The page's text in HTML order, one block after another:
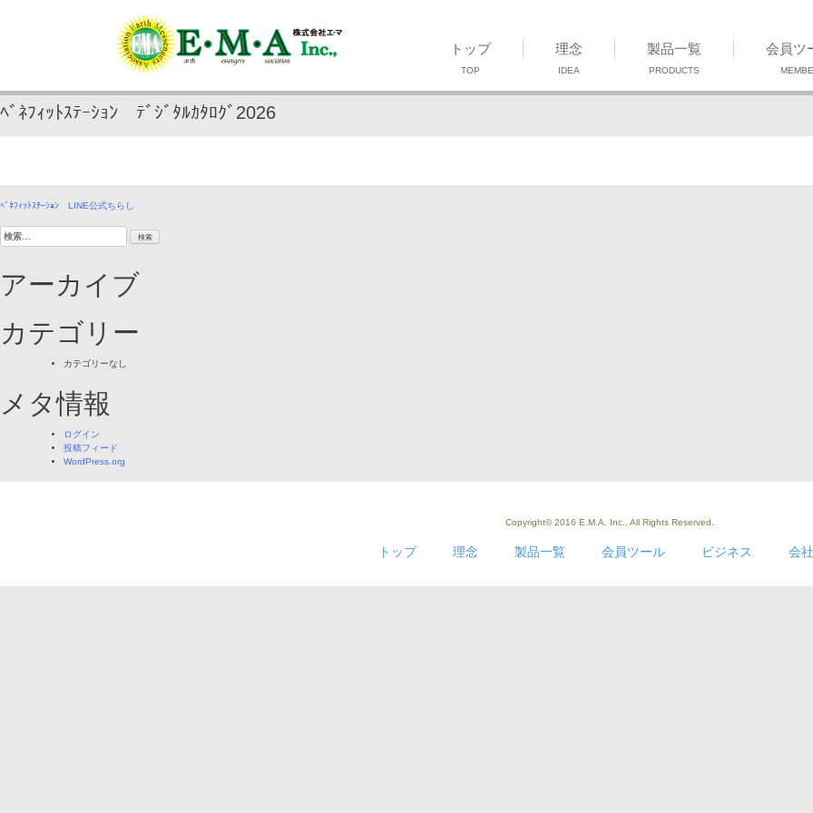
トップ
TOP
理念
IDEA
製品一覧
PRODUCTS
会員ツ
ﾍﾞﾈﾌｨｯﾄｽﾃｰｼｮﾝ ﾃﾞｼﾞﾀﾙｶﾀﾛｸﾞ2026
投
稿
ナ
ビ
ゲ
シ
ョ
ﾍﾞﾈﾌｨｯﾄｽﾃｰｼｮﾝ LINE公式ちらし
検
索:
アーカイブ
カテゴリー
カテゴリーなし
メタ情報
ログイン
投稿フィード
WordPress.org
Copyright© 2016 E.M.A. Inc., All Rights Reserved.
トップ 理念 製品一覧 会員ツール ビジネス 会